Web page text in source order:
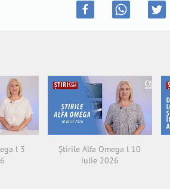
l 3
Știrile Alfa Omega l 10
iulie 2026